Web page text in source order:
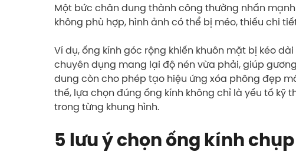
Một bức chân dung thành công thường nhấn
không phù hợp, hình ảnh có thể bị méo, thiếu chi
Ví dụ, ống kính góc rộng khiến khuôn mặt bị kéo
chuyên dụng mang lại độ nén vừa phải, giúp
dung còn cho phép tạo hiệu ứng xóa phông đẹp
thế, lựa chọn đúng ống kính không chỉ là yếu tố
trong từng khung hình.
5 lưu ý chọn ống kính